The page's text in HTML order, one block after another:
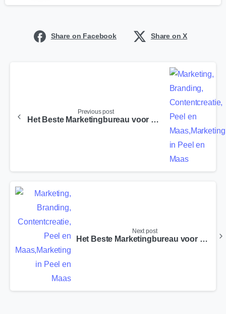
Share on Facebook Share on X
Previous post
Het Beste Marketingbureau voor Beekdaelen
Next post
Het Beste Marketingbureau voor Nieuwenhagen